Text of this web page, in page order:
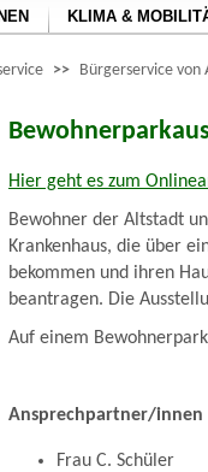
KLIMA &
>> Bürgerservice von
Hier geht es zum
Bewohner der Altstadt
Krankenhaus, die über
bekommen und ihren
beantragen. Die
Auf einem
Ansprechpartner/innen
Frau C. Schüler